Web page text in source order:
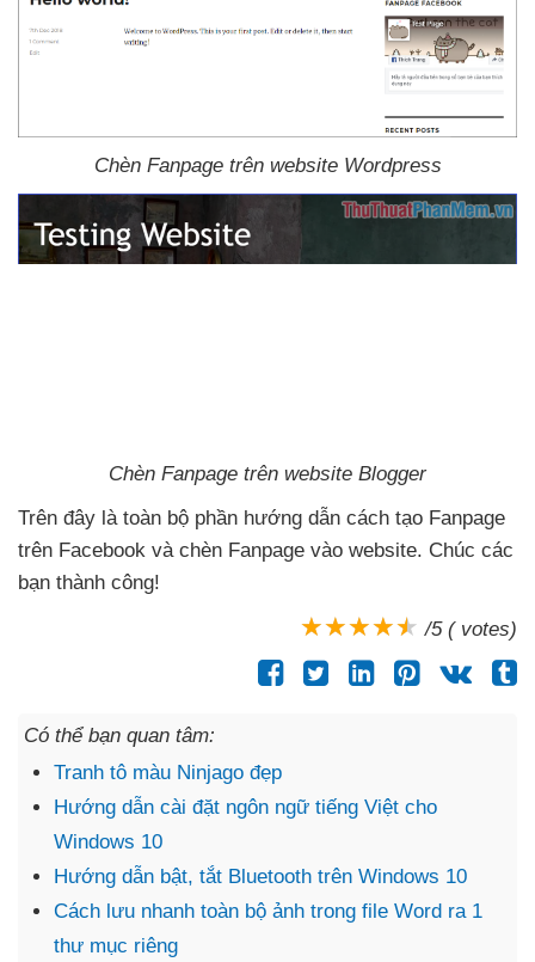
Chèn Fanpage trên website Wordpress
Chèn Fanpage trên website Blogger
Trên đây là toàn bộ phần hướng dẫn cách tạo Fanpage
trên Facebook và chèn Fanpage vào website. Chúc các
bạn thành công!
/5 ( votes)
Có thể bạn quan tâm:
Tranh tô màu Ninjago đẹp
Hướng dẫn cài đặt ngôn ngữ tiếng Việt cho
Windows 10
Hướng dẫn bật, tắt Bluetooth trên Windows 10
Cách lưu nhanh toàn bộ ảnh trong file Word ra 1
thư mục riêng